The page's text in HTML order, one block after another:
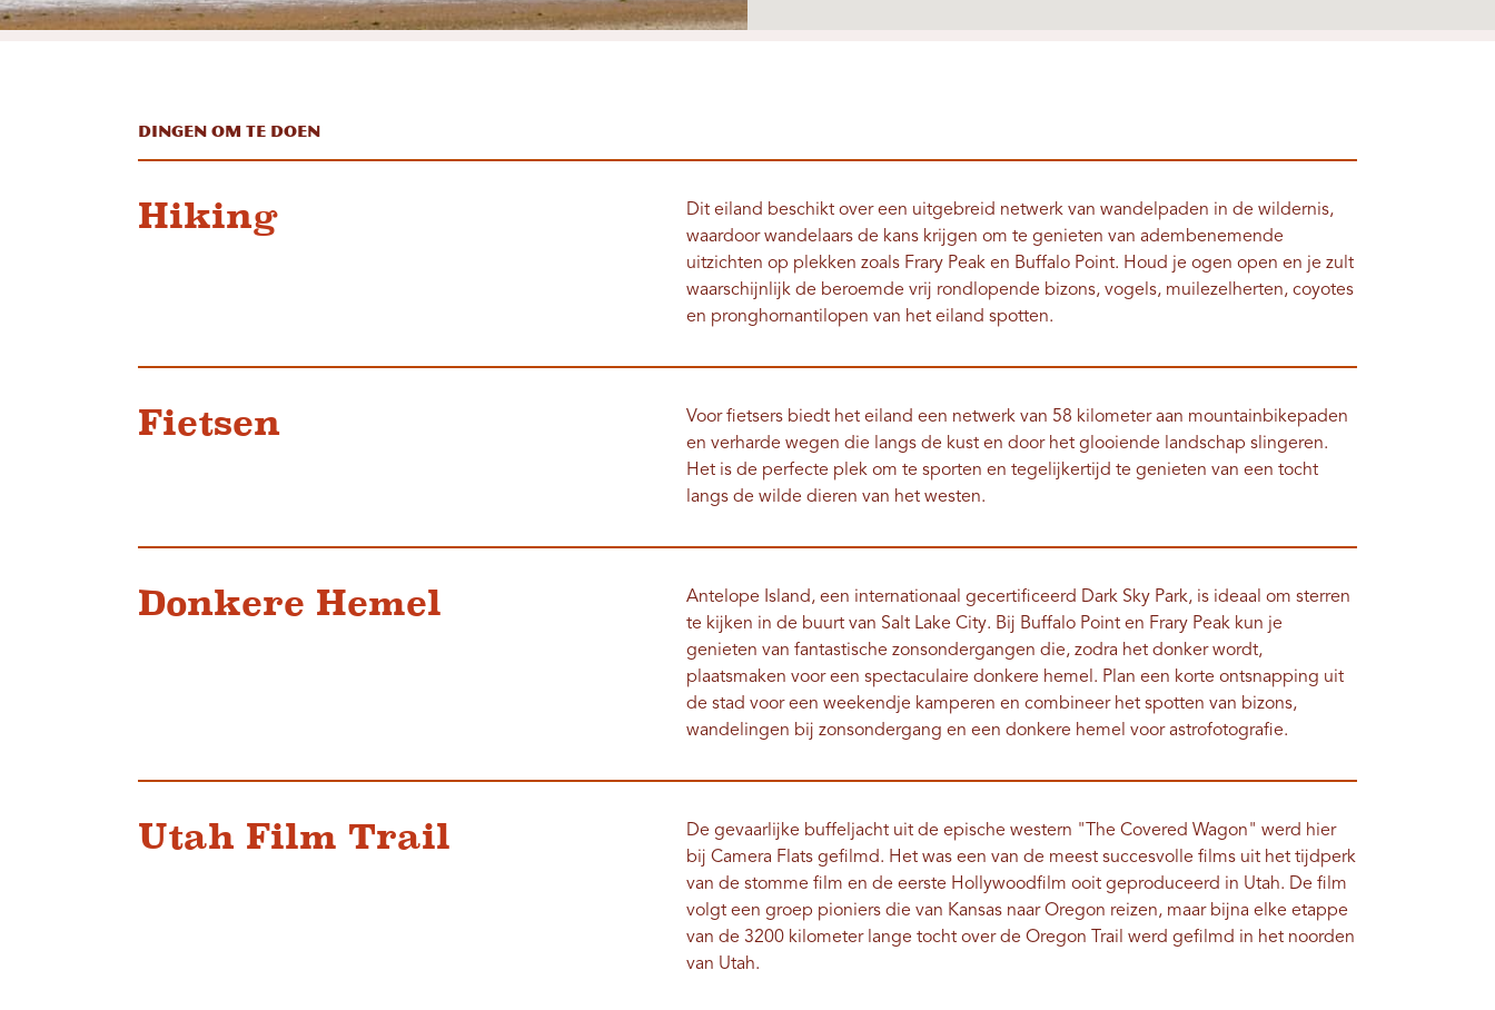
Dingen om te doen
Hiking
Dit eiland beschikt over een uitgebreid netwerk van wandelpaden in de wildernis,
waardoor wandelaars de kans krijgen om te genieten van adembenemende
uitzichten op plekken zoals Frary Peak en Buffalo Point. Houd je ogen open en je zult
waarschijnlijk de beroemde vrij rondlopende bizons, vogels, muilezelherten, coyotes
en pronghornantilopen van het eiland spotten.
Fietsen
Voor fietsers biedt het eiland een netwerk van 58 kilometer aan mountainbikepaden
en verharde wegen die langs de kust en door het glooiende landschap slingeren.
Het is de perfecte plek om te sporten en tegelijkertijd te genieten van een tocht
langs de wilde dieren van het westen.
Donkere Hemel
Antelope Island, een internationaal gecertificeerd Dark Sky Park, is ideaal om sterren
te kijken in de buurt van Salt Lake City. Bij Buffalo Point en Frary Peak kun je
genieten van fantastische zonsondergangen die, zodra het donker wordt,
plaatsmaken voor een spectaculaire donkere hemel. Plan een korte ontsnapping uit
de stad voor een weekendje kamperen en combineer het spotten van bizons,
wandelingen bij zonsondergang en een donkere hemel voor astrofotografie.
Utah Film Trail
De gevaarlijke buffeljacht uit de epische western "The Covered Wagon" werd hier
bij Camera Flats gefilmd. Het was een van de meest succesvolle films uit het tijdperk
van de stomme film en de eerste Hollywoodfilm ooit geproduceerd in Utah. De film
volgt een groep pioniers die van Kansas naar Oregon reizen, maar bijna elke etappe
van de 3200 kilometer lange tocht over de Oregon Trail werd gefilmd in het noorden
van Utah.